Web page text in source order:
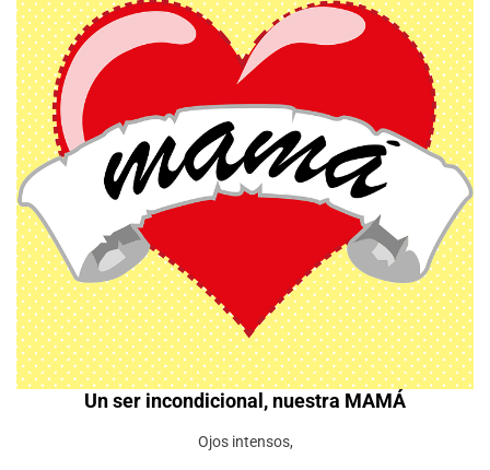
Un ser incondicional, nuestra MAMÁ
Ojos intensos,